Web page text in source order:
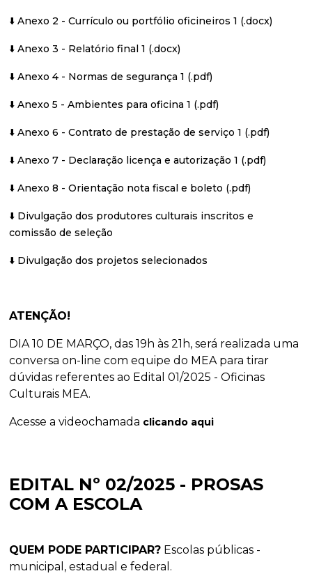
⬇️ Anexo 2 - Currículo ou portfólio oficineiros 1 (.docx)
⬇️ Anexo 3 - Relatório final 1 (.docx)
⬇️ Anexo 4 - Normas de segurança 1 (.pdf)
⬇️ Anexo 5 - Ambientes para oficina 1 (.pdf)
⬇️ Anexo 6 - Contrato de prestação de serviço 1 (.pdf)
⬇️ Anexo 7 - Declaração licença e autorização 1 (.pdf)
⬇️ Anexo 8 - Orientação nota fiscal e boleto (.pdf)
⬇️️ Divulgação dos produtores culturais inscritos e
comissão de seleção
⬇️ Divulgação dos projetos selecionados
ATENÇÃO!
DIA 10 DE MARÇO, das 19h às 21h, será realizada uma
conversa on-line com equipe do MEA para tirar
dúvidas referentes ao Edital 01/2025 - Oficinas
Culturais MEA.
Acesse a videochamada clicando aqui
EDITAL Nº 02/2025 - PROSAS
COM A ESCOLA
QUEM PODE PARTICIPAR? Escolas públicas -
municipal, estadual e federal.